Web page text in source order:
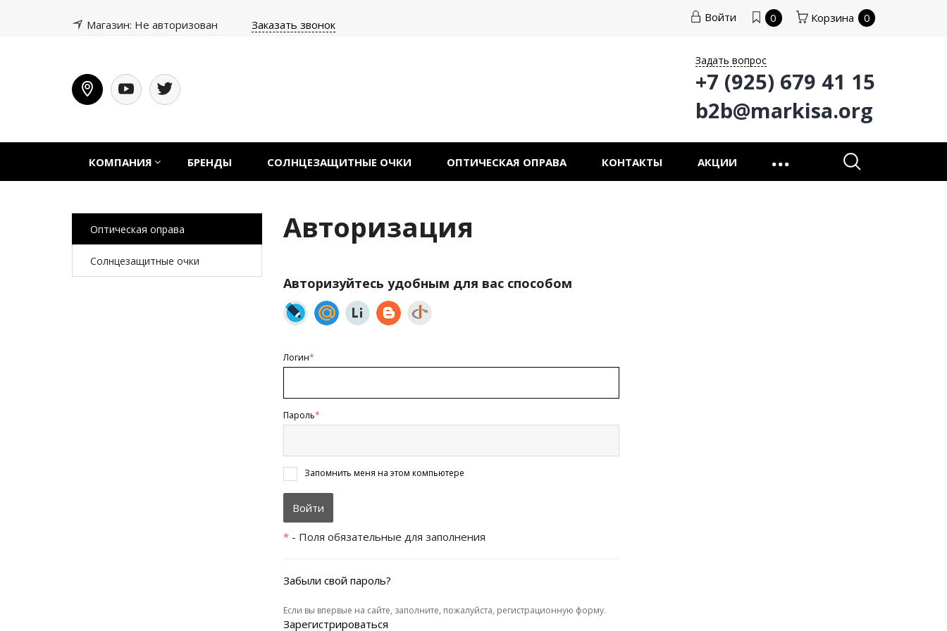
Магазин: Не авторизован Заказать звонок
Войти 0 Корзина 0
Задать вопрос
+7 (925) 679 41 15
b2b@markisa.org
КОМПАНИЯ БРЕНДЫ СОЛНЦЕЗАЩИТНЫЕ ОЧКИ ОПТИЧЕСКАЯ ОПРАВА КОНТАКТЫ АКЦИИ
Авторизация
Авторизуйтесь удобным для вас способом
Логин*
Пароль*
Запомнить меня на этом компьютере
* - Поля обязательные для заполнения
Забыли свой пароль?
Если вы впервые на сайте, заполните, пожалуйста, регистрационную форму.
Зарегистрироваться
Оптическая оправа
Солнцезащитные очки